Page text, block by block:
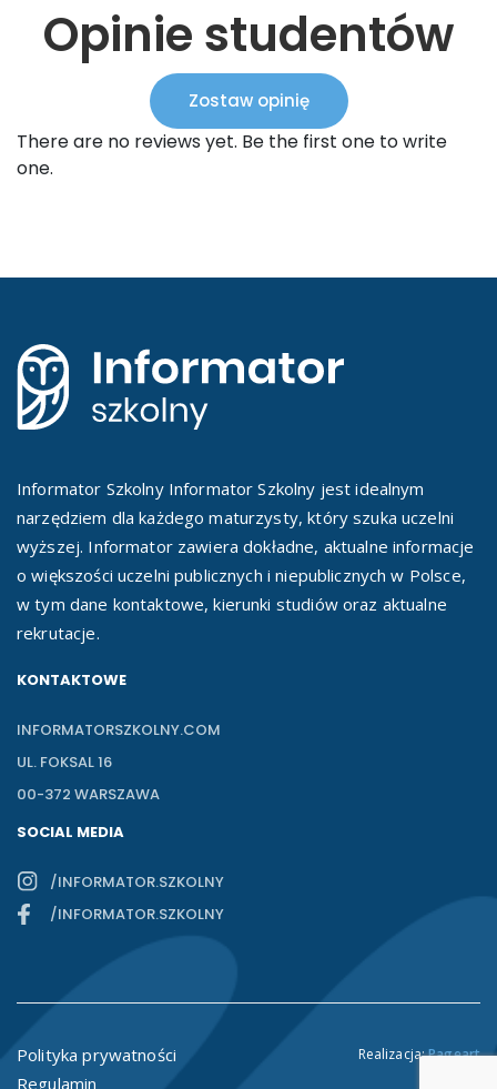
Opinie studentów
Zostaw opinię
There are no reviews yet. Be the first one to write
one.
Informator Szkolny Informator Szkolny jest idealnym
narzędziem dla każdego maturzysty, który szuka uczelni
wyższej. Informator zawiera dokładne, aktualne informacje
o większości uczelni publicznych i niepublicznych w Polsce,
w tym dane kontaktowe, kierunki studiów oraz aktualne
rekrutacje.
KONTAKTOWE
INFORMATORSZKOLNY.COM
UL. FOKSAL 16
00-372 WARSZAWA
SOCIAL MEDIA
/INFORMATOR.SZKOLNY
/INFORMATOR.SZKOLNY
Realizacja:Pageart
Polityka prywatności
Regulamin